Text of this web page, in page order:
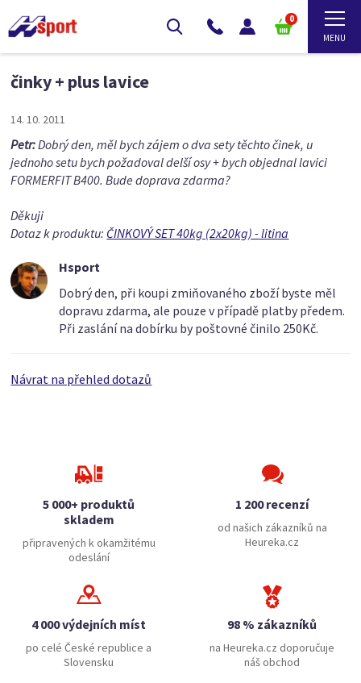
0
činky + plus lavice
14. 10. 2011
Petr:Dobrý den, měl bych zájem o dva sety těchto činek, u
jednoho setu bych požadoval delší osy + bych objednal lavici
FORMERFIT B400. Bude doprava zdarma?
Děkuji
Dotaz k produktu: ČINKOVÝ SET 40kg (2x20kg) - litina
Hsport
Dobrý den, při koupi zmiňovaného zboží byste měl
dopravu zdarma, ale pouze v případě platby předem.
Při zaslání na dobírku by poštovné činilo 250Kč.
Návrat na přehled dotazů
5 000+ produktů
skladem
připravených k okamžitému
odeslání
1 200 recenzí
od našich zákazníků na
Heureka.cz
4 000 výdejních míst
po celé České republice a
Slovensku
98 % zákazníků
na Heureka.cz doporučuje
náš obchod